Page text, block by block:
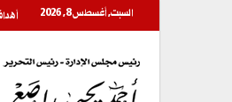
السبت, أغسطس 8, 2026